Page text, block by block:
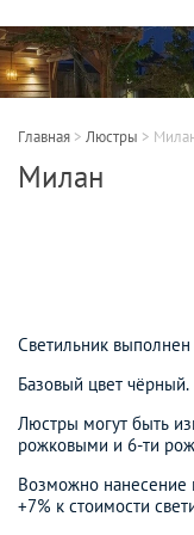
Главная > Люстры >
Милан
Светильник
Базовый цвет чёрный.
Люстры могут быть
рожковыми и 6-ти
Возможно нанесение
+7% к стоимости